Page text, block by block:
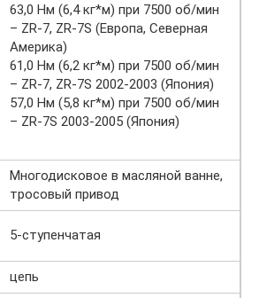
63,0 Нм (6,4 кг*м) при 7500 об/мин
– ZR-7, ZR-7S (Европа, Северная
Америка)
61,0 Нм (6,2 кг*м) при 7500 об/мин
– ZR-7, ZR-7S 2002-2003 (Япония)
57,0 Нм (5,8 кг*м) при 7500 об/мин
– ZR-7S 2003-2005 (Япония)
Многодисковое в масляной ванне,
тросовый привод
5-ступенчатая
цепь